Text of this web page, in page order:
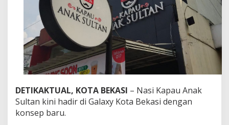
t
a
n
K
n
i
H
a
r
DETIKAKTUAL, KOTA BEKASI – Nasi Kapau Anak
Sultan kini hadir di Galaxy Kota Bekasi dengan
konsep baru.